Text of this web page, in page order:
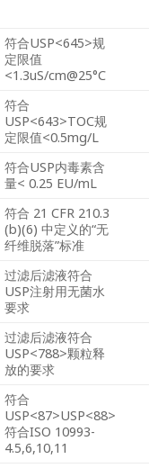
符合USP<645>规
定限值
<1.3uS/cm@25°C
符合
USP<643>TOC规
定限值<0.5mg/L
符合USP内毒素含
量< 0.25 EU/mL
符合 21 CFR 210.3
(b)(6) 中定义的“无
纤维脱落”标准
过滤后滤液符合
USP注射用无菌水
要求
过滤后滤液符合
USP<788>颗粒释
放的要求
符合
USP<87>USP<88>
符合ISO 10993-
4.5,6,10,11